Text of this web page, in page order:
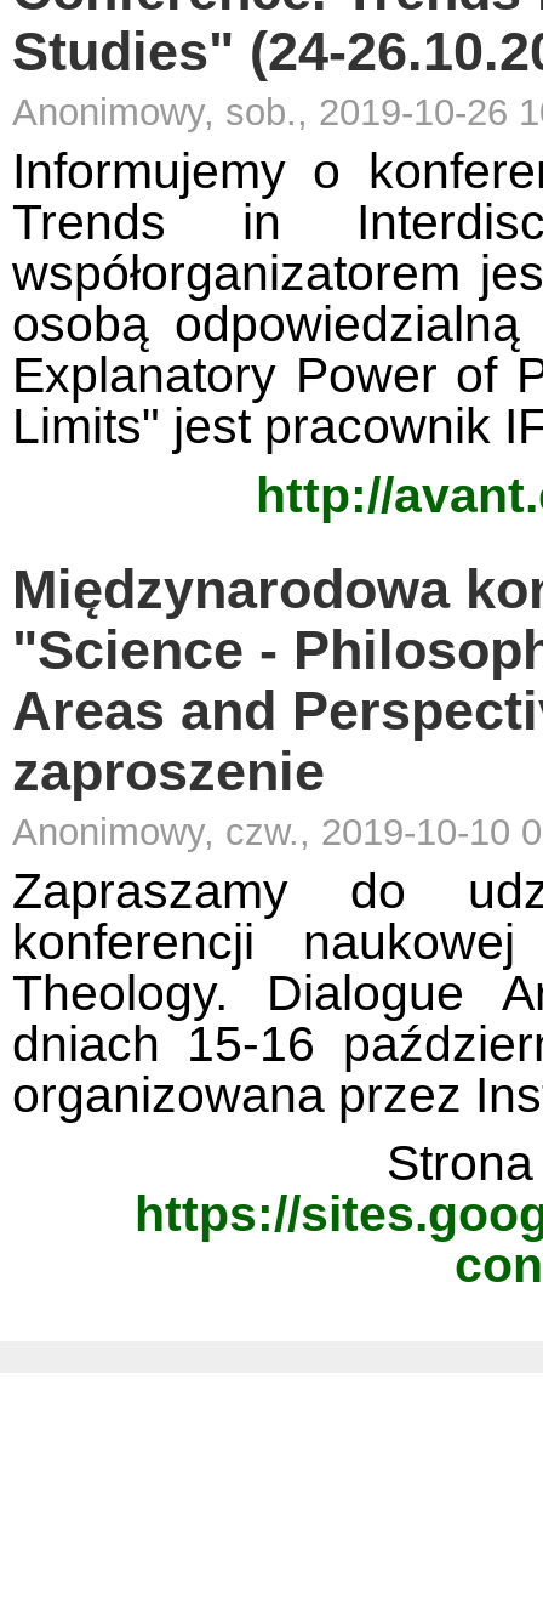
Studies" (24-
Anonimowy, sob., 2019-10-26
Informujemy o
Trends in
współorganizatorem
osobą
Explanatory Power of
Limits" jest pracownik
http://
Międzynarodowa
"Science -
Areas and
zaproszenie
Anonimowy, czw., 2019-10-10
Zapraszamy do
konferencji
Theology. Dialogue
dniach 15-16
organizowana przez
https://